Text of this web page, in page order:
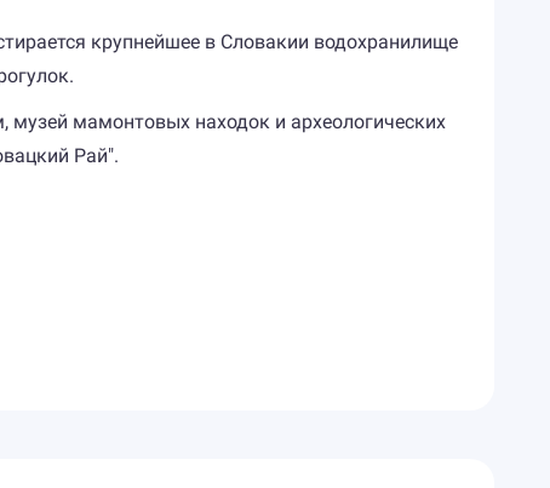
крупнейшее в Словакии водохранилище
мамонтовых находок и археологических
Рай".